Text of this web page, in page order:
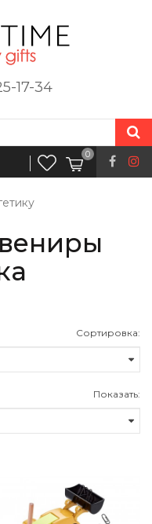
17-34
0
Сортировка:
Показать: